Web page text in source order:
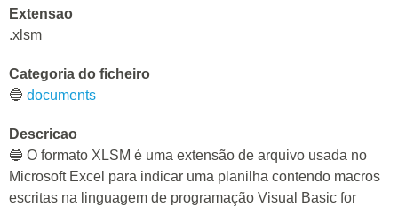
Extensao
.xlsm
Categoria do ficheiro
🔵 documents
Descricao
🔵 O formato XLSM é uma extensão de arquivo usada no
Microsoft Excel para indicar uma planilha contendo macros
escritas na linguagem de programação Visual Basic for